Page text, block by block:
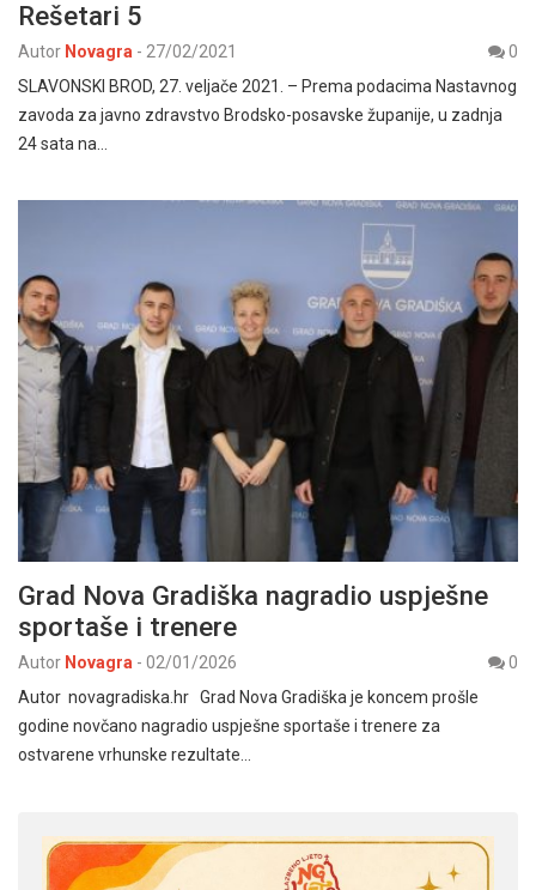
Rešetari 5
Autor Novagra - 27/02/2021
0
SLAVONSKI BROD, 27. veljače 2021. – Prema podacima Nastavnog
zavoda za javno zdravstvo Brodsko-posavske županije, u zadnja
24 sata na…
Grad Nova Gradiška nagradio uspješne
sportaše i trenere
Autor Novagra - 02/01/2026
0
Autor novagradiska.hr Grad Nova Gradiška je koncem prošle
godine novčano nagradio uspješne sportaše i trenere za
ostvarene vrhunske rezultate…